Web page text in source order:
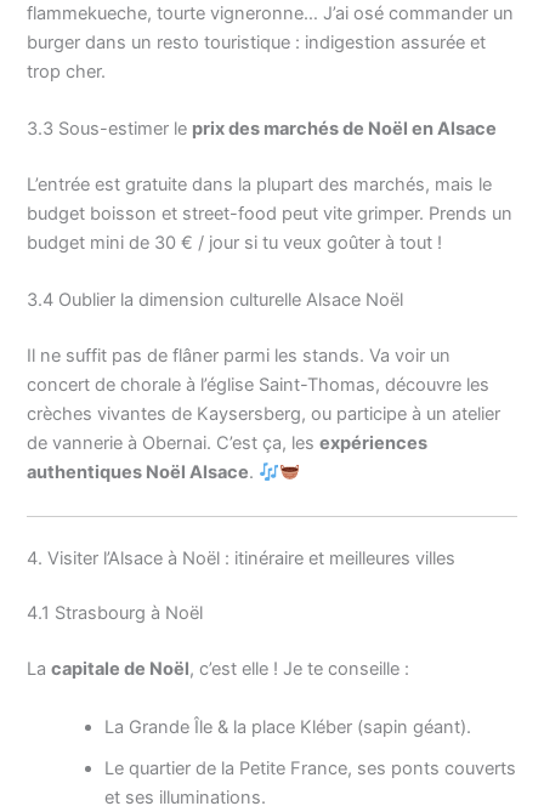
flammekueche, tourte vigneronne… J’ai osé commander un
burger dans un resto touristique : indigestion assurée et
trop cher.
3.3 Sous-estimer le prix des marchés de Noël en Alsace
L’entrée est gratuite dans la plupart des marchés, mais le
budget boisson et street-food peut vite grimper. Prends un
budget mini de 30 € / jour si tu veux goûter à tout !
3.4 Oublier la dimension culturelle Alsace Noël
Il ne suffit pas de flâner parmi les stands. Va voir un
concert de chorale à l’église Saint-Thomas, découvre les
crèches vivantes de Kaysersberg, ou participe à un atelier
de vannerie à Obernai. C’est ça, lesexpériences
authentiques Noël Alsace.
4. Visiter l’Alsace à Noël : itinéraire et meilleures villes
4.1 Strasbourg à Noël
Lacapitale de Noël, c’est elle ! Je te conseille :
La Grande Île & la place Kléber (sapin géant).
Le quartier de la Petite France, ses ponts couverts
et ses illuminations.